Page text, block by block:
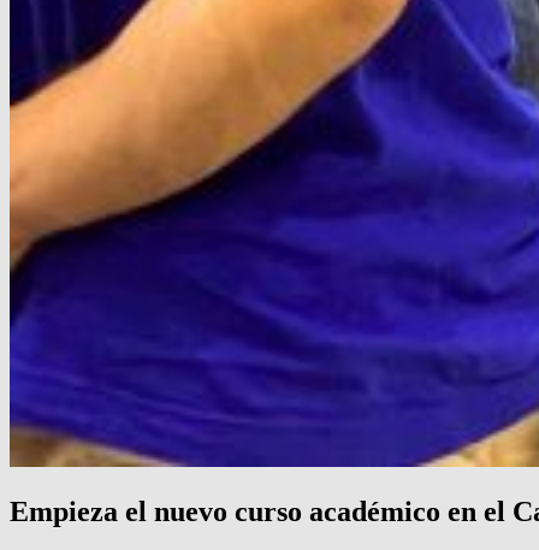
Empieza el nuevo curso académico en el